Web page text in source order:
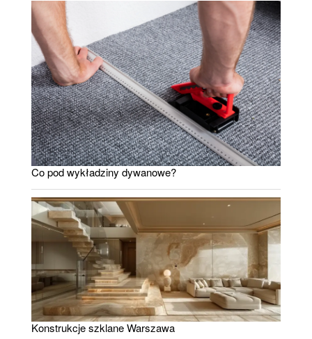
Co pod wykładziny dywanowe?
Konstrukcje szklane Warszawa